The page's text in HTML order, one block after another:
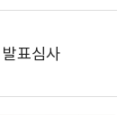
표심사